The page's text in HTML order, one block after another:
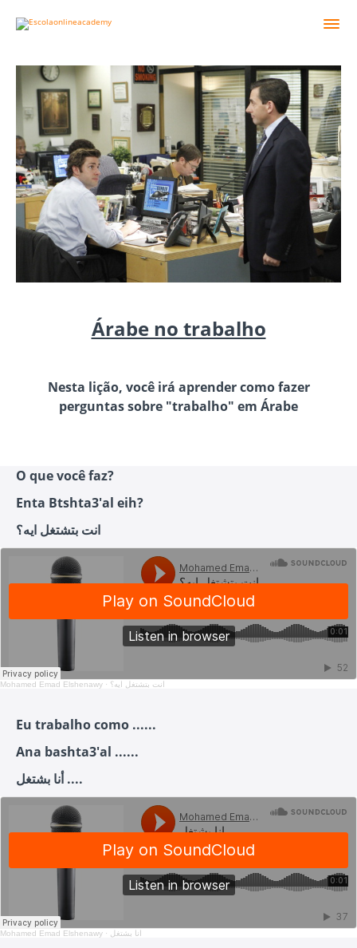
Árabe no trabalho
Nesta lição, você irá aprender como fazer
perguntas sobre "trabalho" em Árabe
O que você faz?
Enta Btshta3'al eih?
انت بتشتغل ايه؟
Mohamed Emad Elshenawy · انت بتشتغل ايه؟
Eu trabalho como ......
Ana bashta3'al ......
أنا بشتغل ....
Mohamed Emad Elshenawy · انا بشتغل